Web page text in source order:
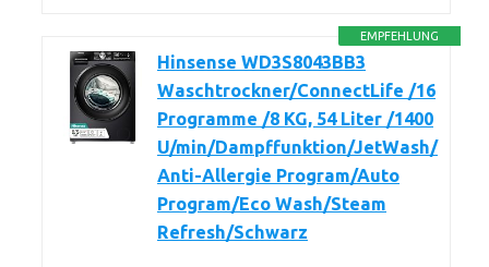
EMPFEHLUNG
Hinsense WD3S8043BB3
Waschtrockner/ConnectLife /16
Programme /8 KG, 54 Liter /1400
U/min/Dampffunktion/JetWash/
Anti-Allergie Program/Auto
Program/Eco Wash/Steam
Refresh/Schwarz